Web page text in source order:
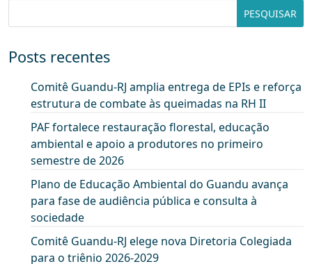
Posts recentes
Comitê Guandu-RJ amplia entrega de EPIs e reforça
estrutura de combate às queimadas na RH II
PAF fortalece restauração florestal, educação
ambiental e apoio a produtores no primeiro
semestre de 2026
Plano de Educação Ambiental do Guandu avança
para fase de audiência pública e consulta à
sociedade
Comitê Guandu-RJ elege nova Diretoria Colegiada
para o triênio 2026-2029